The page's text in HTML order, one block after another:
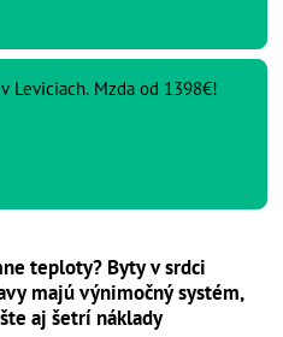
Leviciach. Mzda od 1398€!
teploty? Byty v srdci
majú výnimočný systém,
aj šetrí náklady